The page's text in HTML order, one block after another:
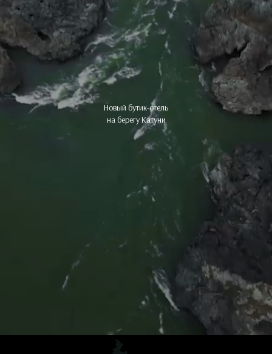
Новый бутик-отель
на берегу Катуни
36 номеров категории люкс
дом площадью от 38 м² с панорамными
окнами на Катунь и горные склоны.
Натуральное дерево сибирской сосны,
алтайский камень, экологичные материалы
ручной работы. Собственная терраса для
завтрака над рекой. Идеальный отель на
Алтае для пар и семей, ценящих
пространство, тишину и природу без
компромисса с комфортом.
Забронировать